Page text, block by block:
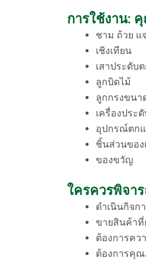
การใช้งาน:
ชาม ถ้วย แ
เชิงเทียน
เสาประดับ
ลูกบิดไม้
ลูกกรงขนา
เครื่องประ
อุปกรณ์ตกแ
ชิ้นส่วนของ
ของขวัญ
ใครควรพิจา
ดำเนินกิจก
ขายสินค้าที่
ต้องการคว
ต้องการคุ